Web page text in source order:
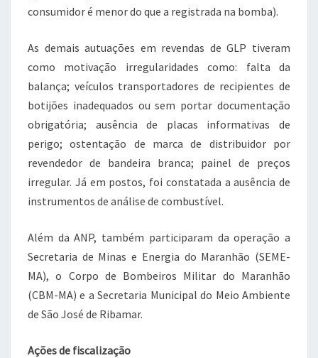
consumidor é menor do que a registrada na bomba).
As demais autuações em revendas de GLP tiveram
como motivação irregularidades como: falta da
balança; veículos transportadores de recipientes de
botijões inadequados ou sem portar documentação
obrigatória; ausência de placas informativas de
perigo; ostentação de marca de distribuidor por
revendedor de bandeira branca; painel de preços
irregular. Já em postos, foi constatada a ausência de
instrumentos de análise de combustível.
Além da ANP, também participaram da operação a
Secretaria de Minas e Energia do Maranhão (SEME-
MA), o Corpo de Bombeiros Militar do Maranhão
(CBM-MA) e a Secretaria Municipal do Meio Ambiente
de São José de Ribamar.
Ações de fiscalização